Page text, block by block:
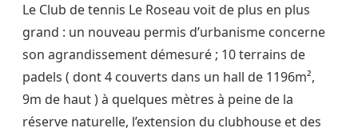
Le Club de tennis Le Roseau voit de plus en plus
grand : un nouveau permis d’urbanisme concerne
son agrandissement démesuré ; 10 terrains de
padels ( dont 4 couverts dans un hall de 1196m²,
9m de haut ) à quelques mètres à peine de la
réserve naturelle, l’extension du clubhouse et des